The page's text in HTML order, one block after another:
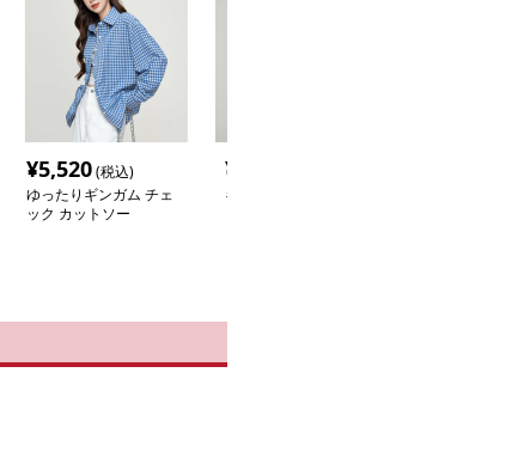
¥5,520(税込)
ゆったりギンガム チェ
ック カットソー
¥
ギンガム チェック ソフ